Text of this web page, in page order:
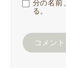
分の名前
る。